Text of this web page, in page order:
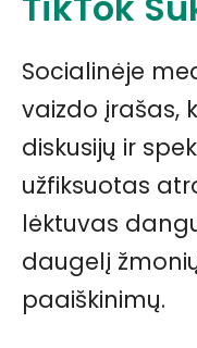
Socialinėje
vaizdo įrašas,
diskusijų ir
užfiksuotas
lėktuvas
daugelį
paaiškinimų.